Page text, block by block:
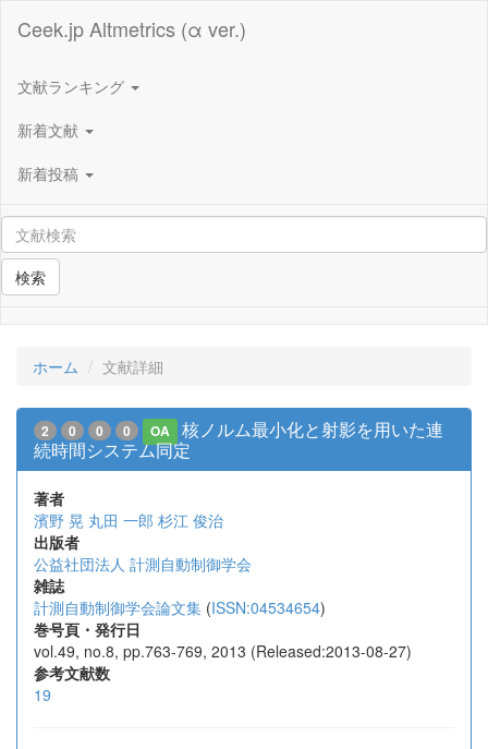
Ceek.jp Altmetrics (α ver.)
文献ランキング
新着文献
新着投稿
検索
ホーム 文献詳細
2 0 0 0 OA
核ノルム最小化と射影を用いた連
続時間システム同定
著者
濱野 晃 丸田 一郎 杉江 俊治
出版者
公益社団法人 計測自動制御学会
雑誌
計測自動制御学会論文集 (ISSN:04534654)
巻号頁・発行日
vol.49, no.8, pp.763-769, 2013 (Released:2013-08-27)
参考文献数
19